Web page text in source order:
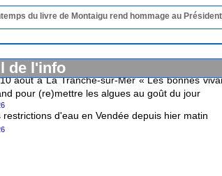
Montaigu rend hommage au Président de sa 36 éme
de l'info
du livre de Montaigu rend hommage
édition
août à La Tranche-sur-Mer « Les bonnes
pour (re)mettre les algues au goût du jour
restrictions d'eau en Vendée depuis hier matin